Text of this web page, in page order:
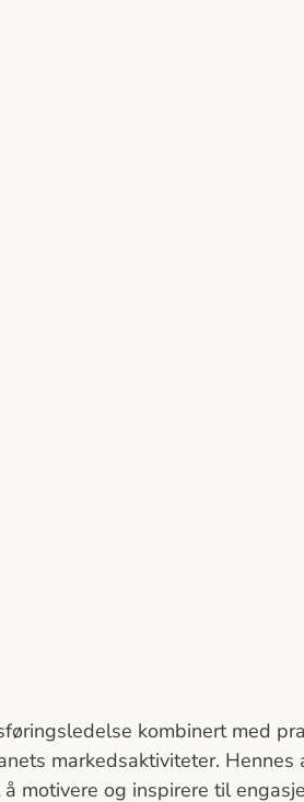
kombinert med
markedsaktiviteter. Hennes
motivere og inspirere til